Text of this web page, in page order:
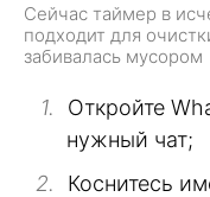
Сейчас таймер в
подходит для
забивалась мусором
Откройте
нужный чат;
Коснитесь